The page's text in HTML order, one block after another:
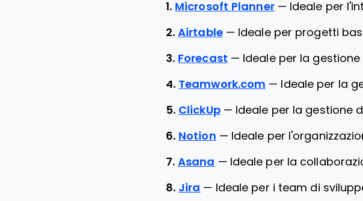
1. Microsoft Planner — Ideale per
2. Airtable — Ideale per progetti
3. Forecast — Ideale per la
4. Teamwork.com — Ideale per la
5. ClickUp — Ideale per la gestione
6. Notion — Ideale per
7. Asana — Ideale per la
8. Jira — Ideale per i team di